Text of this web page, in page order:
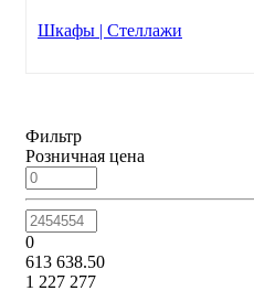
Шкафы | Стеллажи
Фильтр
Розничная цена
0
613 638.50
1 227 277